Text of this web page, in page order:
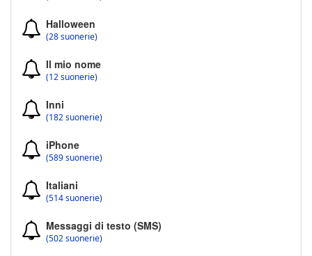
Halloween
(28 suonerie)
Il mio nome
(12 suonerie)
Inni
(182 suonerie)
iPhone
(589 suonerie)
Italiani
(514 suonerie)
Messaggi di testo (SMS)
(502 suonerie)